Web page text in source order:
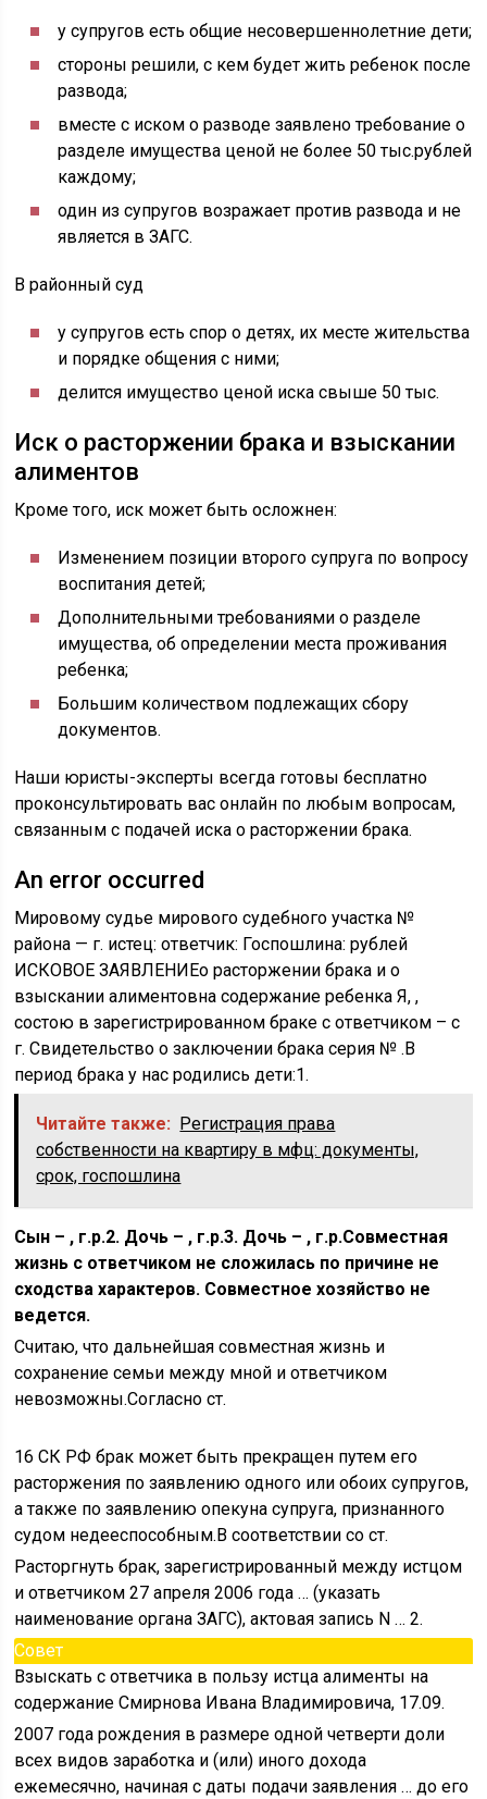
у супругов есть общие несовершеннолетние дети;
стороны решили, с кем будет жить ребенок после
развода;
вместе с иском о разводе заявлено требование о
разделе имущества ценой не более 50 тыс.рублей
каждому;
один из супругов возражает против развода и не
является в ЗАГС.
В районный суд
у супругов есть спор о детях, их месте жительства
и порядке общения с ними;
делится имущество ценой иска свыше 50 тыс.
Иск о расторжении брака и взыскании
алиментов
Кроме того, иск может быть осложнен:
Изменением позиции второго супруга по вопросу
воспитания детей;
Дополнительными требованиями о разделе
имущества, об определении места проживания
ребенка;
Большим количеством подлежащих сбору
документов.
Наши юристы-эксперты всегда готовы бесплатно
проконсультировать вас онлайн по любым вопросам,
связанным с подачей иска о расторжении брака.
An error occurred
Мировому судье мирового судебного участка №
района — г. истец: ответчик: Госпошлина: рублей
ИСКОВОЕ ЗАЯВЛЕНИЕо расторжении брака и о
взыскании алиментовна содержание ребенка Я, ,
состою в зарегистрированном браке с ответчиком – с
г. Свидетельство о заключении брака серия № .В
период брака у нас родились дети:1.
Читайте также: Регистрация права
собственности на квартиру в мфц: документы,
срок, госпошлина
Сын – , г.р.2. Дочь – , г.р.3. Дочь – , г.р.Совместная
жизнь с ответчиком не сложилась по причине не
сходства характеров. Совместное хозяйство не
ведется.
Считаю, что дальнейшая совместная жизнь и
сохранение семьи между мной и ответчиком
невозможны.Согласно ст.
16 СК РФ брак может быть прекращен путем его
расторжения по заявлению одного или обоих супругов,
а также по заявлению опекуна супруга, признанного
судом недееспособным.В соответствии со ст.
Расторгнуть брак, зарегистрированный между истцом
и ответчиком 27 апреля 2006 года … (указать
наименование органа ЗАГС), актовая запись N … 2.
Совет
Взыскать с ответчика в пользу истца алименты на
содержание Смирнова Ивана Владимировича, 17.09.
2007 года рождения в размере одной четверти доли
всех видов заработка и (или) иного дохода
ежемесячно, начиная с даты подачи заявления … до его